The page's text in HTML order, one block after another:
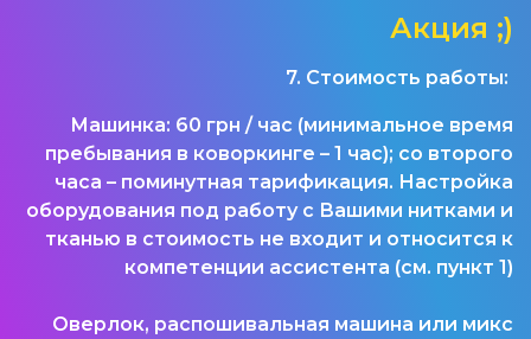
Акция ;)
7. Стоимость работы:
Машинка: 60 грн / час (минимальное время
пребывания в коворкинге – 1 час); со второго
часа – поминутная тарификация. Настройка
оборудования под работу с Вашими нитками и
тканью в стоимость не входит и относится к
компетенции ассистента (см. пункт 1)
Оверлок, распошивальная машина или микс